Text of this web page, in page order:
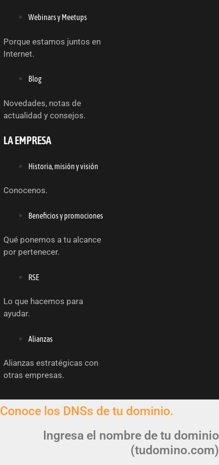
Webinars y Meetups
Porque estamos juntos en
Internet.
Blog
Novedades, notas de
actualidad y consejos.
LA EMPRESA
Historia, misión y visión
Conocenos.
Beneficios y promociones
Qué ponemos a tu alcance
por pertenecer.
RSE
Lo que hacemos para
ayudar.
Alianzas
Alianzas estratégicas con
otras empresas.
Conoce los DNSs de tu dominio.
Ingresa el nombre de tu dominio
(tudomino.com)